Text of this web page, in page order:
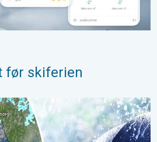
før skiferien
torsdag. Kristi Himmelfartsdag. . .